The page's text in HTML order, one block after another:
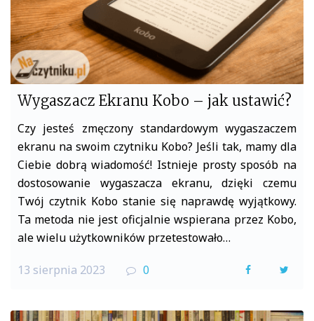
Wygaszacz Ekranu Kobo – jak ustawić?
Czy jesteś zmęczony standardowym wygaszaczem
ekranu na swoim czytniku Kobo? Jeśli tak, mamy dla
Ciebie dobrą wiadomość! Istnieje prosty sposób na
dostosowanie wygaszacza ekranu, dzięki czemu
Twój czytnik Kobo stanie się naprawdę wyjątkowy.
Ta metoda nie jest oficjalnie wspierana przez Kobo,
ale wielu użytkowników przetestowało…
13 sierpnia 2023 0
F
c
i